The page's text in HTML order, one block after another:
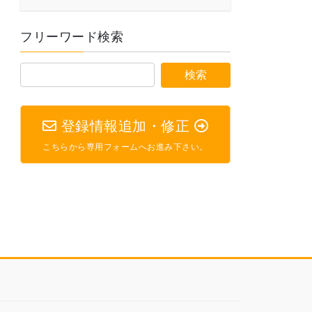
フリーワード検索
登録情報追加・修正
こちらから専用フォームへお進み下さい。